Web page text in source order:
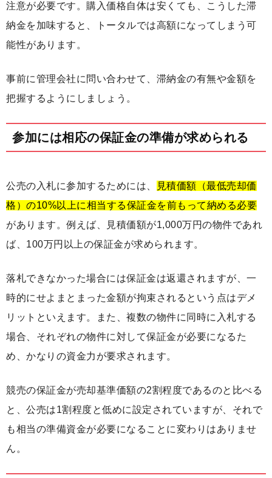
注意が必要です。購入価格自体は安くても、こうした滞
納金を加味すると、トータルでは高額になってしまう可
能性があります。
事前に管理会社に問い合わせて、滞納金の有無や金額を
把握するようにしましょう。
参加には相応の保証金の準備が求められる
公売の入札に参加するためには、
見積価額（最低売却価
格）の10%以上に相当する保証金を前もって納める必要
があります。例えば、見積価額が1,000万円の物件であれ
ば、100万円以上の保証金が求められます。
落札できなかった場合には保証金は返還されますが、一
時的にせよまとまった金額が拘束されるという点はデメ
リットといえます。また、複数の物件に同時に入札する
場合、それぞれの物件に対して保証金が必要になるた
め、かなりの資金力が要求されます。
競売の保証金が売却基準価額の2割程度であるのと比べる
と、公売は1割程度と低めに設定されていますが、それで
も相当の準備資金が必要になることに変わりはありませ
ん。